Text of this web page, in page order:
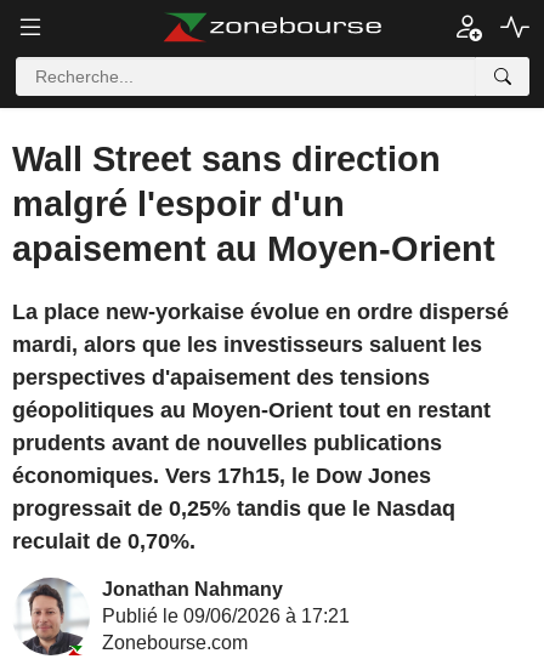
Wall Street sans direction
malgré l'espoir d'un
apaisement au Moyen-Orient
La place new-yorkaise évolue en ordre dispersé
mardi, alors que les investisseurs saluent les
perspectives d'apaisement des tensions
géopolitiques au Moyen-Orient tout en restant
prudents avant de nouvelles publications
économiques. Vers 17h15, le Dow Jones
progressait de 0,25% tandis que le Nasdaq
reculait de 0,70%.
Jonathan Nahmany
Publié le 09/06/2026 à 17:21
Zonebourse.com